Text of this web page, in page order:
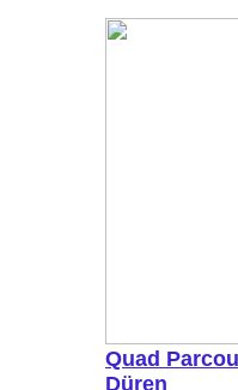
Quad
Düren